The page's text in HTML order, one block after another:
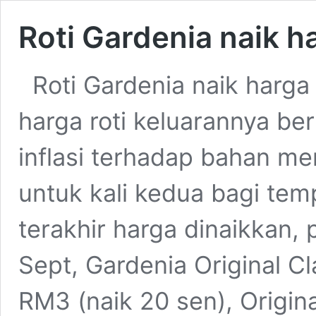
Roti Gardenia naik
Roti Gardenia naik
harga roti keluarannya
inflasi terhadap bahan
untuk kali kedua bagi
terakhir harga dinaikkan,
Sept, Gardenia Original
RM3 (naik 20 sen),